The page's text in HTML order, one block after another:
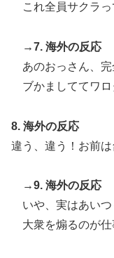
これ全員サクラっ
→7. 海外の反応
あのおっさん、
ブかましててワロ
8. 海外の反応
違う、違う！お前は
→9. 海外の反応
いや、実はあい
大衆を煽るのが仕